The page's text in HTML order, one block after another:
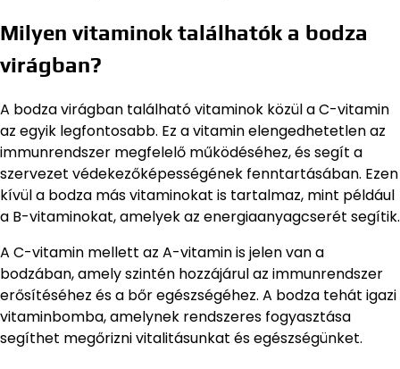
Milyen vitaminok találhatók a bodza
virágban?
A bodza virágban található vitaminok közül a C-vitamin
az egyik legfontosabb. Ez a vitamin elengedhetetlen az
immunrendszer megfelelő működéséhez, és segít a
szervezet védekezőképességének fenntartásában. Ezen
kívül a bodza más vitaminokat is tartalmaz, mint például
a B-vitaminokat, amelyek az energiaanyagcserét segítik.
A C-vitamin mellett az A-vitamin is jelen van a
bodzában, amely szintén hozzájárul az immunrendszer
erősítéséhez és a bőr egészségéhez. A bodza tehát igazi
vitaminbomba, amelynek rendszeres fogyasztása
segíthet megőrizni vitalitásunkat és egészségünket.